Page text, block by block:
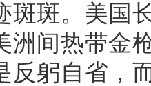
斑斑。美国
洲间热带金
反躬自省，